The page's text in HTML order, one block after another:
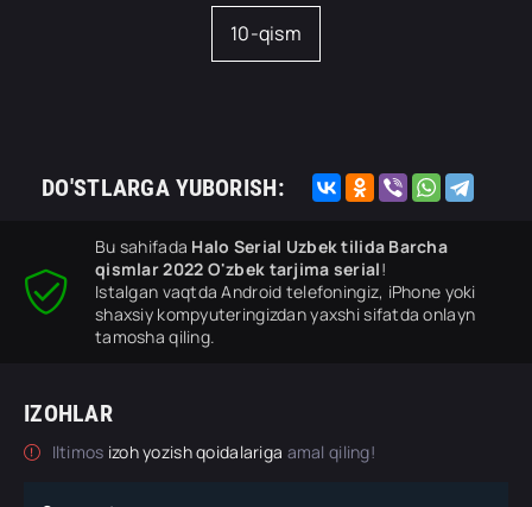
10-qism
DO'STLARGA YUBORISH:
Bu sahifada Halo Serial Uzbek tilida Barcha
qismlar 2022 O'zbek tarjima serial!
Istalgan vaqtda Android telefoningiz, iPhone yoki
shaxsiy kompyuteringizdan yaxshi sifatda onlayn
tamosha qiling.
IZOHLAR
Iltimos izoh yozish qoidalariga amal qiling!